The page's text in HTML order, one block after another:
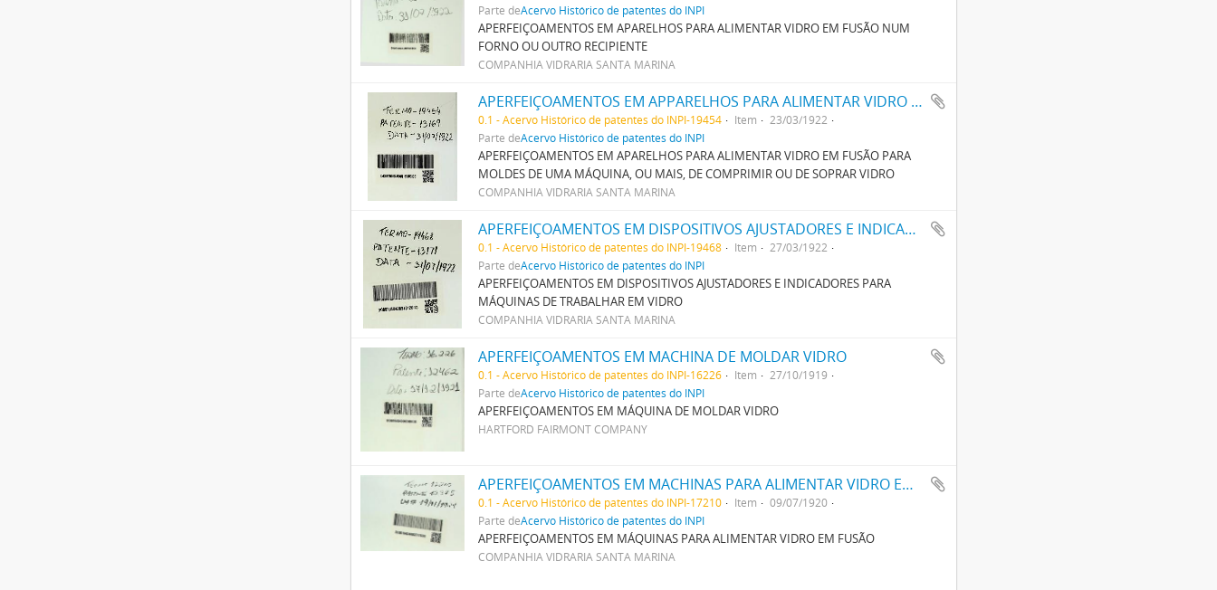
Parte deAcervo Histórico de patentes do INPI
APERFEIÇOAMENTOS EM APARELHOS PARA ALIMENTAR VIDRO EM FUSÃO NUM
FORNO OU OUTRO RECIPIENTE
COMPANHIA VIDRARIA SANTA MARINA
APERFEIÇOAMENTOS EM APPARELHOS PARA ALIMENTAR VIDRO EM FUSÃO PARA MOLDES DE UMA MACHINA, OU MAIS, DE COMPRIMIR OU DE SOPRAR VIDRO
0.1 - Acervo Histórico de patentes do INPI-19454 Item
23/03/1922
Parte deAcervo Histórico de patentes do INPI
APERFEIÇOAMENTOS EM APARELHOS PARA ALIMENTAR VIDRO EM FUSÃO PARA
MOLDES DE UMA MÁQUINA, OU MAIS, DE COMPRIMIR OU DE SOPRAR VIDRO
COMPANHIA VIDRARIA SANTA MARINA
APERFEIÇOAMENTOS EM DISPOSITIVOS AJUSTADORES E INDICADORES PARA MACHINAS DE TRABALHAR EM VIDRO
0.1 - Acervo Histórico de patentes do INPI-19468 Item
27/03/1922
Parte deAcervo Histórico de patentes do INPI
APERFEIÇOAMENTOS EM DISPOSITIVOS AJUSTADORES E INDICADORES PARA
MÁQUINAS DE TRABALHAR EM VIDRO
COMPANHIA VIDRARIA SANTA MARINA
APERFEIÇOAMENTOS EM MACHINA DE MOLDAR VIDRO
0.1 - Acervo Histórico de patentes do INPI-16226 Item
27/10/1919
Parte deAcervo Histórico de patentes do INPI
APERFEIÇOAMENTOS EM MÁQUINA DE MOLDAR VIDRO
HARTFORD FAIRMONT COMPANY
APERFEIÇOAMENTOS EM MACHINAS PARA ALIMENTAR VIDRO EM FUSÃO
0.1 - Acervo Histórico de patentes do INPI-17210 Item
09/07/1920
Parte deAcervo Histórico de patentes do INPI
APERFEIÇOAMENTOS EM MÁQUINAS PARA ALIMENTAR VIDRO EM FUSÃO
COMPANHIA VIDRARIA SANTA MARINA